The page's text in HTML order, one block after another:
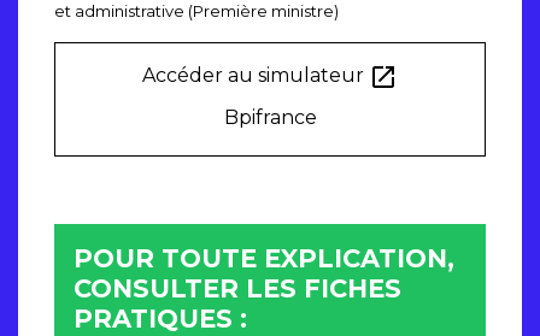
et administrative (Première ministre)
Accéder au simulateur open_in_new
Bpifrance
POUR TOUTE EXPLICATION,
CONSULTER LES FICHES
PRATIQUES :